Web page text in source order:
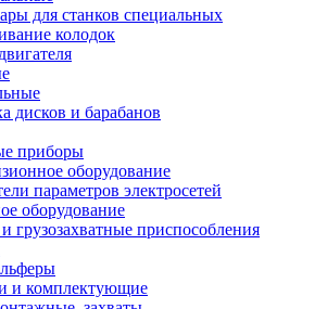
для станков специальных
колодок
дисков и барабанов
приборы
оборудование
параметров электросетей
оборудование
грузозахватные приспособления
и комплектующие